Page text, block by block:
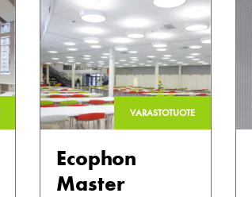
VARASTOTUOTE
Ecophon
Master